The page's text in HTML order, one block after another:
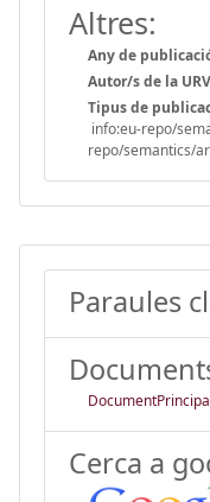
Altres:
Any de
Autor/s de la
Tipus de
info:eu-repo/
repo/semantics/
Paraules
Cerca a